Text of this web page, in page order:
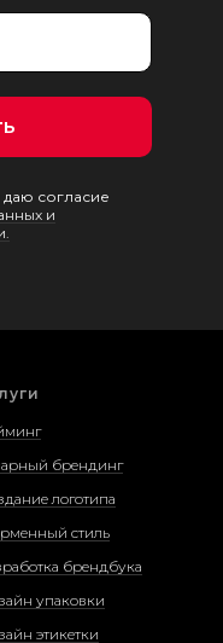
даю согласие
и
брендинг
логотипа
стиль
брендбука
упаковки
этикетки